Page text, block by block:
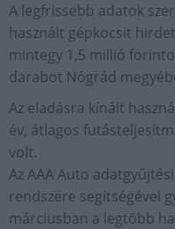
A legfrissebb adatok
használt gépkocsit
mintegy 1,5 millió
darabot Nógrád
Az eladásra kínált
év, átlagos
volt.
Az AAA Auto
rendszere segítségével
márciusban a legtöbb